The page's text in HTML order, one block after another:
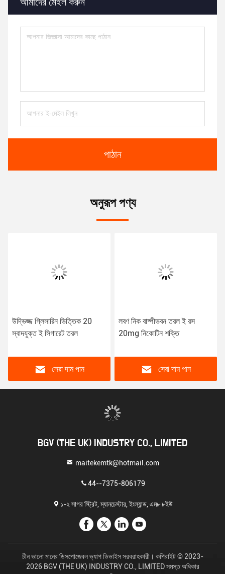
পাঠান
স্বাদযুক্ত ই সিগারেট তরল
20mg নিকোটিন শক্তি
maitekemtk@hotmail.com
44--7375-806179
১-২ সাগর স্ট্রিট, ম্যানচেস্টার, ইংল্যান্ড, এম৮ ৮ইউ
সংরক্ষিত।